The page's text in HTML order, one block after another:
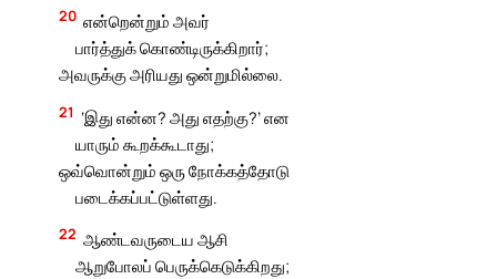
20 என்றென்றும் அவர்
பார்த்துக் கொண்டிருக்கிறார்;
அவருக்கு அரியது ஒன்றுமில்லை.
21 ‘இது என்ன? அது எதற்கு?’ என
யாரும் கூறக்கூடாது;
ஒவ்வொன்றும் ஒரு நோக்கத்தோடு
படைக்கப்பட்டுள்ளது.
22 ஆண்டவருடைய ஆசி
ஆறுபோலப் பெருக்கெடுக்கிறது;